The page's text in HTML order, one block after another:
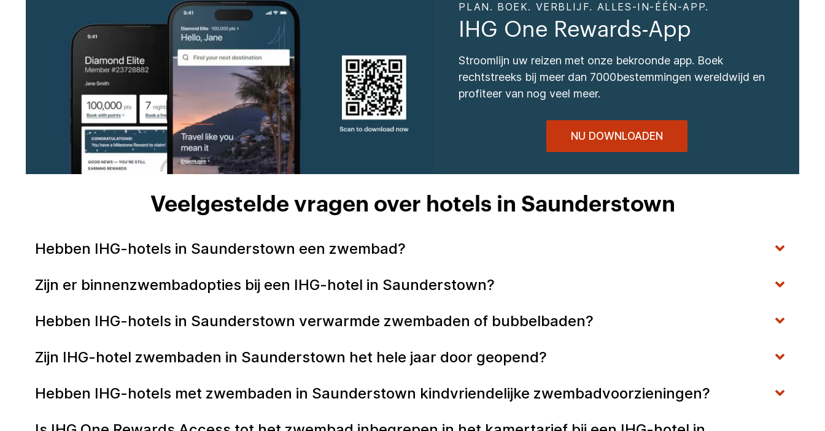
PLAN. BOEK. VERBLIJF. ALLES-IN-ÉÉN-APP.
IHG One Rewards-App
Stroomlijn uw reizen met onze bekroonde app. Boek
rechtstreeks bij meer dan 7000bestemmingen wereldwijd en
profiteer van nog veel meer.
NU DOWNLOADEN
Veelgestelde vragen over hotels in Saunderstown
Hebben IHG-hotels in Saunderstown een zwembad?
Zijn er binnenzwembadopties bij een IHG-hotel in Saunderstown?
Hebben IHG-hotels in Saunderstown verwarmde zwembaden of bubbelbaden?
Zijn IHG-hotel zwembaden in Saunderstown het hele jaar door geopend?
Hebben IHG-hotels met zwembaden in Saunderstown kindvriendelijke zwembadvoorzieningen?